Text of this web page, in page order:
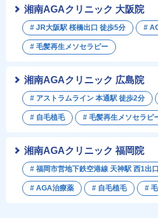
湘南AGAクリニック 大阪院
# JR大阪駅 桜橋出口 徒歩5分 #
# 毛髪再生メソセラピー
湘南AGAクリニック 福岡院
# 福岡市営地下鉄空港線 天神駅 西1出
# AGA治療薬 # 自毛植毛 #
湘南AGAクリニック 広島院
# アストラムライン 本通駅 徒歩2分
# 自毛植毛 # 毛髪再生メソセラピ